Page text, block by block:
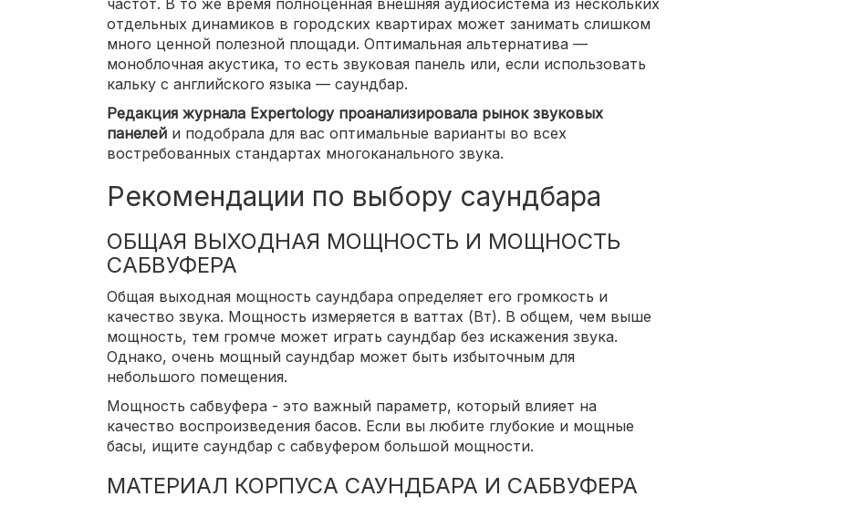
частот. В то же время полноценная внешняя аудиосистема из нескольких
отдельных динамиков в городских квартирах может занимать слишком
много ценной полезной площади. Оптимальная альтернатива —
моноблочная акустика, то есть звуковая панель или, если использовать
кальку с английского языка — саундбар.
Редакция журнала Expertology проанализировала рынок звуковых
панелей и подобрала для вас оптимальные варианты во всех
востребованных стандартах многоканального звука.
Рекомендации по выбору саундбара
ОБЩАЯ ВЫХОДНАЯ МОЩНОСТЬ И МОЩНОСТЬ
САБВУФЕРА
Общая выходная мощность саундбара определяет его громкость и
качество звука. Мощность измеряется в ваттах (Вт). В общем, чем выше
мощность, тем громче может играть саундбар без искажения звука.
Однако, очень мощный саундбар может быть избыточным для
небольшого помещения.
Мощность сабвуфера - это важный параметр, который влияет на
качество воспроизведения басов. Если вы любите глубокие и мощные
басы, ищите саундбар с сабвуфером большой мощности.
МАТЕРИАЛ КОРПУСА САУНДБАРА И САБВУФЕРА